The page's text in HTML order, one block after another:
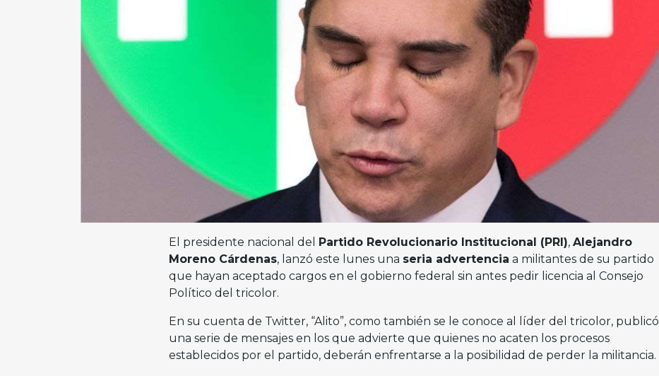
El presidente nacional del Partido Revolucionario Institucional (PRI), Alejandro
Moreno Cárdenas, lanzó este lunes una seria advertencia a militantes de su partido
que hayan aceptado cargos en el gobierno federal sin antes pedir licencia al Consejo
Político del tricolor.
En su cuenta de Twitter, “Alito”, como también se le conoce al líder del tricolor, publicó
una serie de mensajes en los que advierte que quienes no acaten los procesos
establecidos por el partido, deberán enfrentarse a la posibilidad de perder la militancia.